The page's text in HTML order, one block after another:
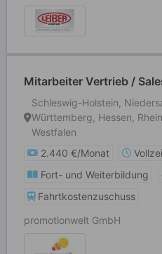
Mitarbeiter Vertrieb /
Schleswig-Holstein,
Württemberg, Hessen,
Westfalen
2.440 €/Monat
Fort- und Weiterbildung
Fahrtkostenzuschuss
promotionwelt GmbH